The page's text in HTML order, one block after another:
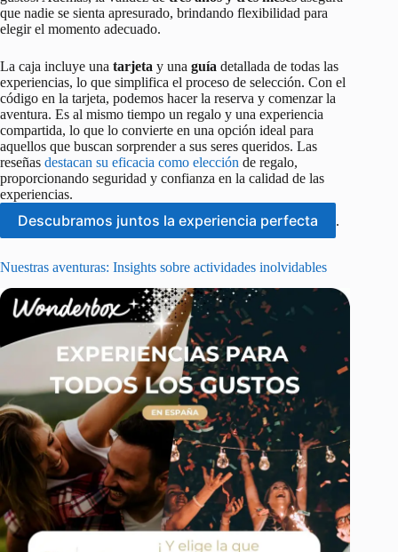
que nadie se sienta apresurado, brindando flexibilidad para
elegir el momento adecuado.
La caja incluye una tarjeta y una guía detallada de todas las
experiencias, lo que simplifica el proceso de selección. Con el
código en la tarjeta, podemos hacer la reserva y comenzar la
aventura. Es al mismo tiempo un regalo y una experiencia
compartida, lo que lo convierte en una opción ideal para
aquellos que buscan sorprender a sus seres queridos. Las
reseñas destacan su eficacia como elección de regalo,
proporcionando seguridad y confianza en la calidad de las
experiencias.
Descubramos juntos la experiencia perfecta .
Nuestras aventuras: Insights sobre actividades inolvidables